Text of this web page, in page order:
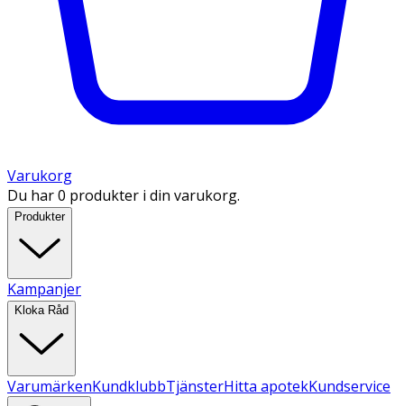
Varukorg
Du har 0 produkter i din varukorg.
Produkter
Kampanjer
Kloka Råd
VarumärkenKundklubbTjänsterHitta apotekKundservice